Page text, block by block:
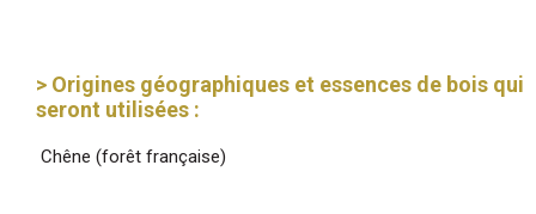
> Origines géographiques et essences de bois qui
seront utilisées :
Chêne (forêt française)